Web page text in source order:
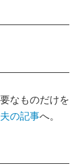
なものだけを
の記事へ。